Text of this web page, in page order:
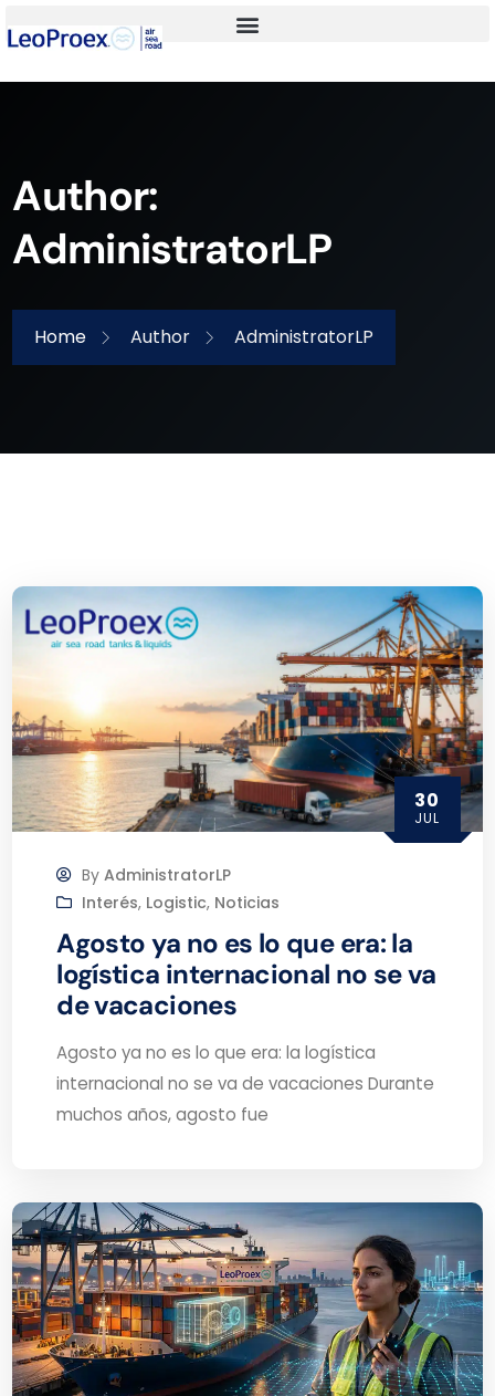
Author:
AdministratorLP
Home Author AdministratorLP
30
JUL
ByAdministratorLP
Interés, Logistic, Noticias
Agosto ya no es lo que era: la
logística internacional no se va
de vacaciones
Agosto ya no es lo que era: la logística
internacional no se va de vacaciones Durante
muchos años, agosto fue